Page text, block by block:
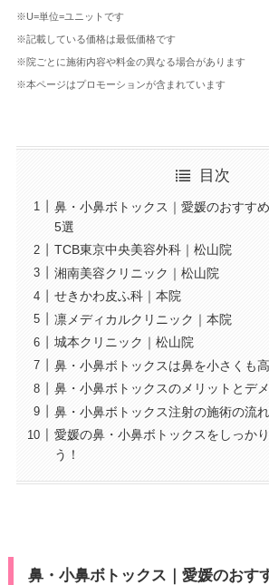
※U=単位=ユニットです
※記載している価格は最低価格です
※院ごとに施術内容や料金の異なる場合があります
※本ページはプロモーションが含まれています
目次
鼻・小鼻ボトックス｜愛媛のおすす
5選
TCB東京中央美容外科｜松山院
湘南美容クリニック｜松山院
せきかわ皮ふ科｜本院
凛メディカルクリニック｜本院
城本クリニック｜松山院
鼻・小鼻ボトックスは鼻を小さくも
鼻・小鼻ボトックスのメリットとデ
鼻・小鼻ボトックス注射の施術の流れ
愛媛の鼻・小鼻ボトックスをしっか
う！
鼻・小鼻ボトックス｜愛媛のおす